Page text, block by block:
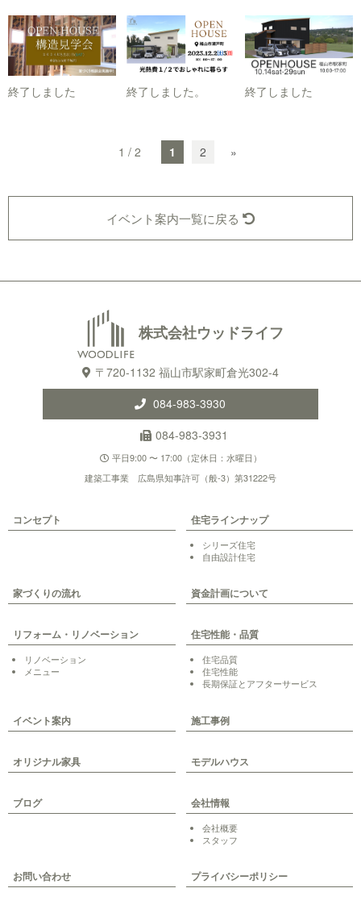
終了しました 終了しました。 終了しました
1 / 2 1 2 »
イベント案内一覧に戻る
株式会社ウッドライフ
〒720-1132 福山市駅家町倉光302-4
084-983-3930
084-983-3931
平日9:00 〜 17:00（定休日：水曜日）
建築工事業 広島県知事許可（般-3）第31222号
コンセプト 住宅ラインナップ
シリーズ住宅
自由設計住宅
家づくりの流れ 資金計画について
リフォーム・リノベーション
リノベーション
メニュー
住宅性能・品質
住宅品質
住宅性能
長期保証とアフターサービス
イベント案内 施工事例
オリジナル家具 モデルハウス
ブログ 会社情報
会社概要
スタッフ
お問い合わせ プライバシーポリシー